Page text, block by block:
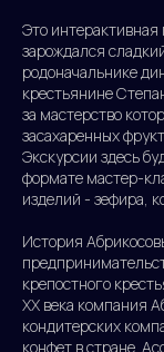
Это
зарождался
родоначальнике
крестьянине
за мастерство
засахаренных
Экскурсии здесь
формате мастер-
изделий - зефира,
История
крепостного
ХХ века компания
кондитерских
конфет в стране.